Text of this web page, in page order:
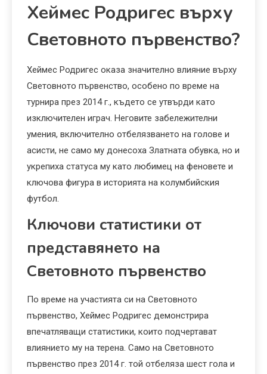
Хеймес Родригес върху
Световното първенство?
Хеймес Родригес оказа значително влияние върху
Световното първенство, особено по време на
турнира през 2014 г., където се утвърди като
изключителен играч. Неговите забележителни
умения, включително отбелязването на голове и
асисти, не само му донесоха Златната обувка, но и
укрепиха статуса му като любимец на феновете и
ключова фигура в историята на колумбийския
футбол.
Ключови статистики от
представянето на
Световното първенство
По време на участията си на Световното
първенство, Хеймес Родригес демонстрира
впечатляващи статистики, които подчертават
влиянието му на терена. Само на Световното
първенство през 2014 г. той отбеляза шест гола и